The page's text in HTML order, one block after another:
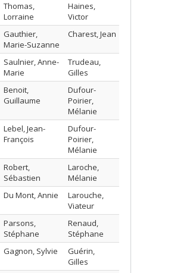
Thomas,
Lorraine
Haines,
Victor
Gauthier,
Marie-Suzanne
Charest, Jean
Saulnier, Anne-
Marie
Trudeau,
Gilles
Benoit,
Guillaume
Dufour-
Poirier,
Mélanie
Lebel, Jean-
François
Dufour-
Poirier,
Mélanie
Robert,
Sébastien
Laroche,
Mélanie
Du Mont, Annie
Larouche,
Viateur
Parsons,
Stéphane
Renaud,
Stéphane
Gagnon, Sylvie
Guérin,
Gilles